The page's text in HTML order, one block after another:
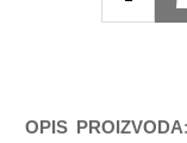
OPIS PROIZVODA